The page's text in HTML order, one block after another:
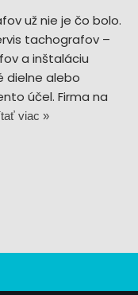
už nie je čo bolo.
tachografov –
a inštaláciu
dielne alebo
účel. Firma na
viac »